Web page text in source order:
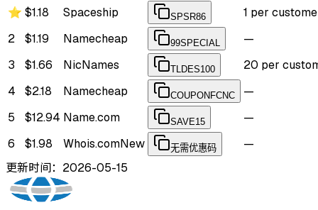
⭐ $1.18 Spaceship SPSR86 1 per
2
$1.19 Namecheap 99SPECIAL —
3
$1.66 NicNames TLDES100 20 per
4
$2.18 Namecheap COUPONFCNC —
5
$12.94 Name.com SAVE15 —
6
$1.98 Whois.comNew 无需优惠码 —
更新时间：2026-05-15